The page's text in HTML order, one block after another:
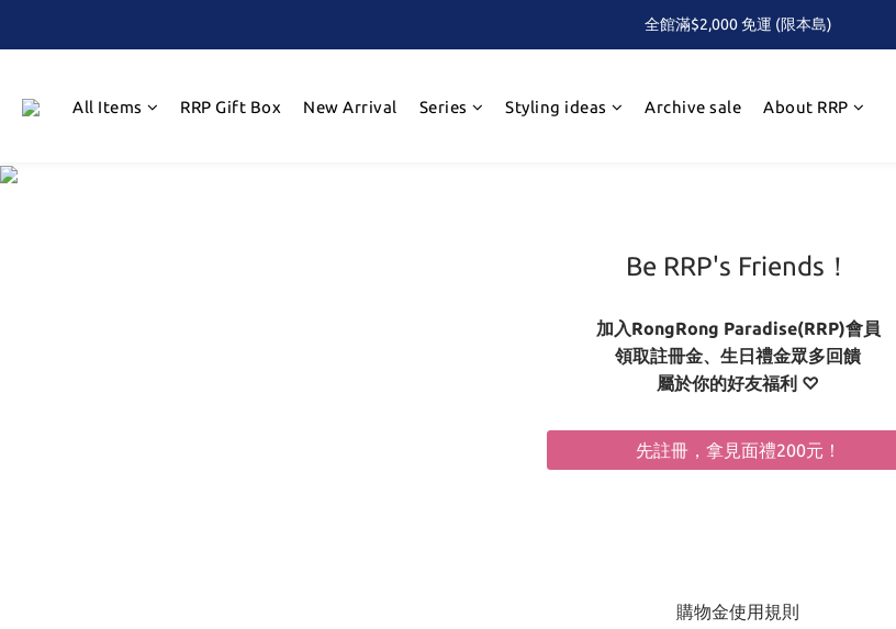
全館滿$2,000 免運 (限本島)
全館滿$2,000 免運 (限本島)
首次！！滿額再送Care Baears 山海渡假小熊盲包
All Items RRP Gift Box New Arrival Series Styling ideas Archive sale About RRP
Be RRP's Friends！
加入RongRong Paradise(RRP)會員
領取註冊金、生日禮金眾多回饋
屬於你的好友福利 ♡
先註冊，拿見面禮200元！
購物金使用規則